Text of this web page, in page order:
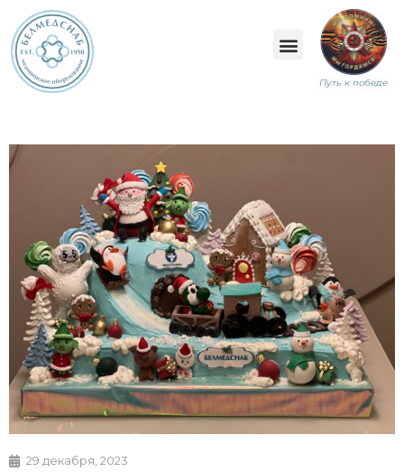
Путь к победе
29 декабря, 2023